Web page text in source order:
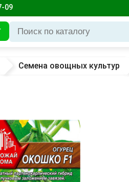
09
Семена овощных культур